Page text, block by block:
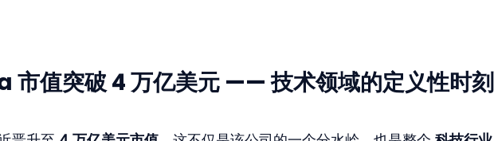
市值突破 4 万亿美元 —— 技术领域的定义性时刻